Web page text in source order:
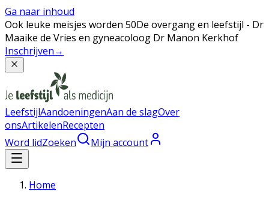
Ga naar inhoud
Ook leuke meisjes worden 50De overgang en leefstijl - Dr
Maaike de Vries en gyneacoloog Dr Manon Kerkhof
Inschrijven→
LeefstijlAandoeningenAan de slagOver
onsArtikelenRecepten
Word lidZoeken Mijn account
Home